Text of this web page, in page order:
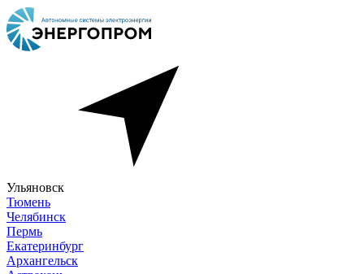
Ульяновск
Тюмень
Челябинск
Пермь
Екатеринбург
Архангельск